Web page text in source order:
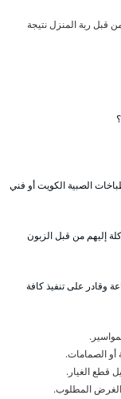
قبل ربة المنزل نتيجة
الصبية الكويت أو فني
إليهم من قبل الزبون
وقادر على تنفيذ كافة
أو الصمامات.
قطع الغيار.
الغرض المطلوب.